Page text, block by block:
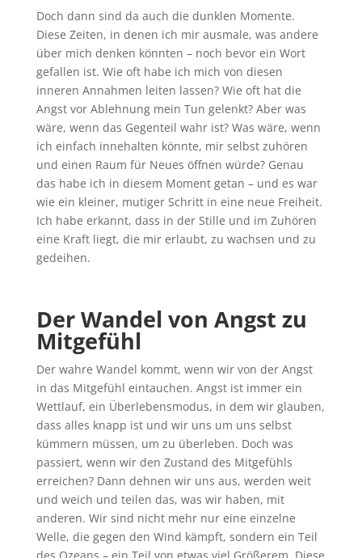
Doch dann sind da auch die dunklen Momente.
Diese Zeiten, in denen ich mir ausmale, was andere
über mich denken könnten – noch bevor ein Wort
gefallen ist. Wie oft habe ich mich von diesen
inneren Annahmen leiten lassen? Wie oft hat die
Angst vor Ablehnung mein Tun gelenkt? Aber was
wäre, wenn das Gegenteil wahr ist? Was wäre, wenn
ich einfach innehalten könnte, mir selbst zuhören
und einen Raum für Neues öffnen würde? Genau
das habe ich in diesem Moment getan – und es war
wie ein kleiner, mutiger Schritt in eine neue Freiheit.
Ich habe erkannt, dass in der Stille und im Zuhören
eine Kraft liegt, die mir erlaubt, zu wachsen und zu
gedeihen.
Der Wandel von Angst zu
Mitgefühl
Der wahre Wandel kommt, wenn wir von der Angst
in das Mitgefühl eintauchen. Angst ist immer ein
Wettlauf, ein Überlebensmodus, in dem wir glauben,
dass alles knapp ist und wir uns um uns selbst
kümmern müssen, um zu überleben. Doch was
passiert, wenn wir den Zustand des Mitgefühls
erreichen? Dann dehnen wir uns aus, werden weit
und weich und teilen das, was wir haben, mit
anderen. Wir sind nicht mehr nur eine einzelne
Welle, die gegen den Wind kämpft, sondern ein Teil